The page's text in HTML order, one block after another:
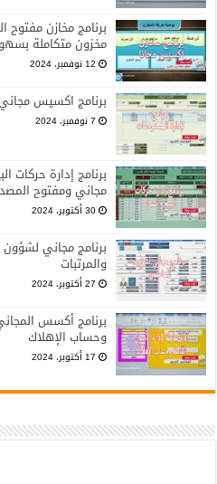
برنامج مخازن
مخزون متكاملة
12 نوفمبر، 2024
برنامج اكسيس
7 نوفمبر، 2024
مجاني ومفتوح
30 أكتوبر، 2024
برنامج مجاني لشؤون
والمرتبات
27 أكتوبر، 2024
برنامج أكسس
وحساب الإهلاك
17 أكتوبر، 2024